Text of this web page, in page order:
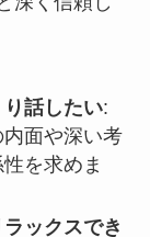
話したい:
面や深い考
を求めま
ックスでき